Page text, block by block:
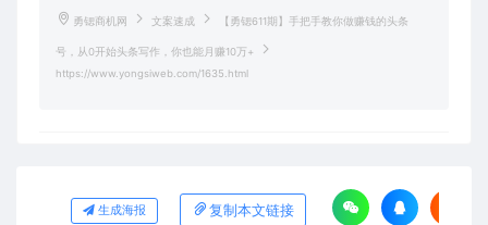
勇锶商机网 文案速成 【勇锶611期】手把手教你做赚钱的头条
号，从0开始头条写作，你也能月赚10万+
https://www.yongsiweb.com/1635.html
生成海报 复制本文链接